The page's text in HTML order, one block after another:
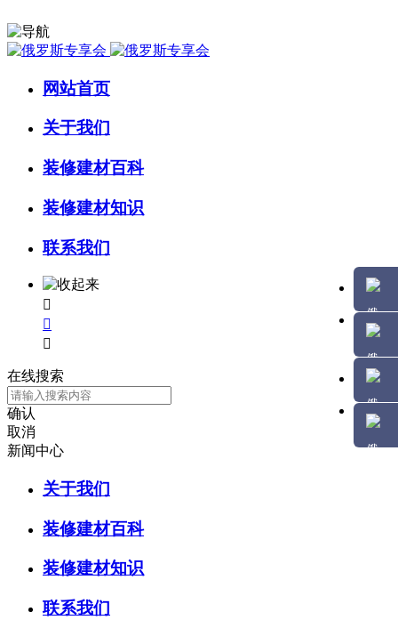
网站首页
关于我们
装修建材百科
装修建材知识
联系我们



在线搜索
确认
取消
新闻中心
关于我们
装修建材百科
装修建材知识
联系我们